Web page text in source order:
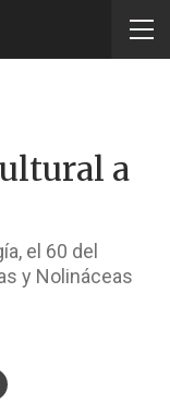
a
el 60 del
y Nolináceas